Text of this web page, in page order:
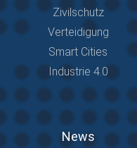
Zivilschutz
Verteidigung
Smart Cities
Industrie 4.0
News